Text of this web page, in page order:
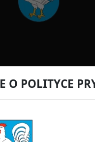
O POLITYCE